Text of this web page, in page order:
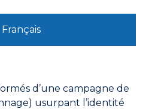
FILETPLAST
Français
d’une campagne de
usurpant l’identité